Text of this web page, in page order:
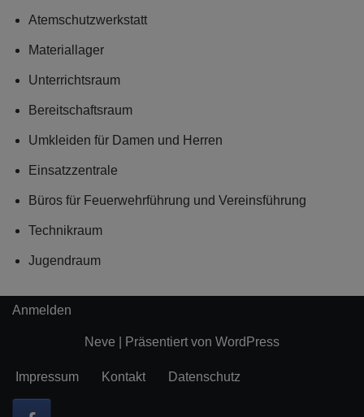
Atemschutzwerkstatt
Materiallager
Unterrichtsraum
Bereitschaftsraum
Umkleiden für Damen und Herren
Einsatzzentrale
Büros für Feuerwehrführung und Vereinsführung
Technikraum
Jugendraum
Anmelden
Neve | Präsentiert von WordPress
Impressum Kontakt Datenschutz